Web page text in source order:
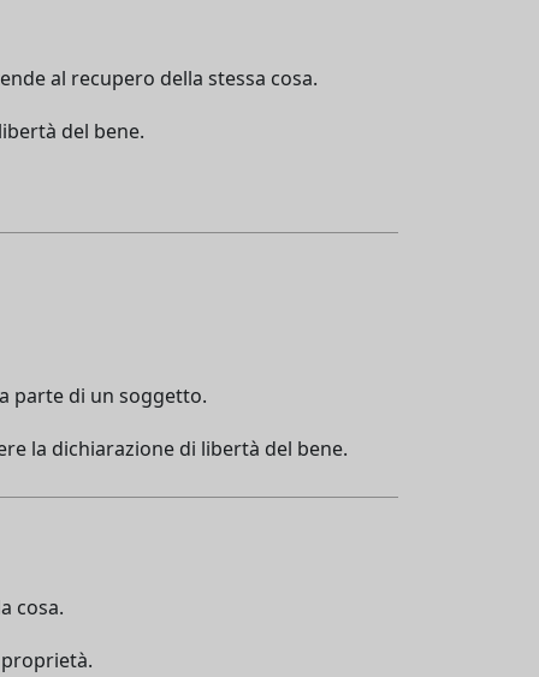
al recupero della stessa cosa.
del bene.
parte di un soggetto.
la dichiarazione di libertà del bene.
cosa.